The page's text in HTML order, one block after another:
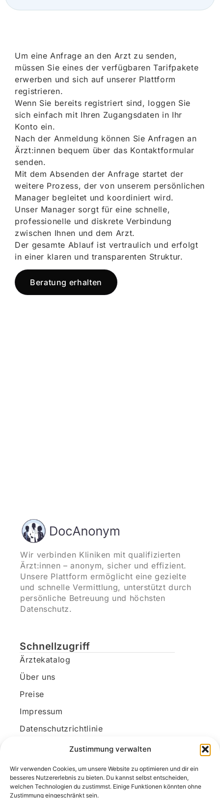
Zustimmung verwalten
Wir verwenden Cookies, um unsere Website zu optimieren und dir ein
besseres Nutzererlebnis zu bieten. Du kannst selbst entscheiden,
welchen Technologien du zustimmst. Einige Funktionen könnten ohne
Zustimmung eingeschränkt sein.
Um eine Anfrage an den Arzt zu senden,
müssen Sie eines der verfügbaren Tarifpakete
erwerben und sich auf unserer Plattform
registrieren.
Wenn Sie bereits registriert sind, loggen Sie
sich einfach mit Ihren Zugangsdaten in Ihr
Konto ein.
Nach der Anmeldung können Sie Anfragen an
Ärzt:innen bequem über das Kontaktformular
senden.
Mit dem Absenden der Anfrage startet der
weitere Prozess, der von unserem persönlichen
Manager begleitet und koordiniert wird.
Unser Manager sorgt für eine schnelle,
professionelle und diskrete Verbindung
zwischen Ihnen und dem Arzt.
Der gesamte Ablauf ist vertraulich und erfolgt
in einer klaren und transparenten Struktur.
Beratung erhalten
Wir verbinden Kliniken mit qualifizierten
Ärzt:innen – anonym, sicher und effizient.
Unsere Plattform ermöglicht eine gezielte
und schnelle Vermittlung, unterstützt durch
persönliche Betreuung und höchsten
Datenschutz.
Schnellzugriff
Ärztekatalog
Über uns
Preise
Impressum
Datenschutzrichtlinie
Kundenkonto
Unsere Kontaktdaten
E-Mail: kontakt@docanonym.com